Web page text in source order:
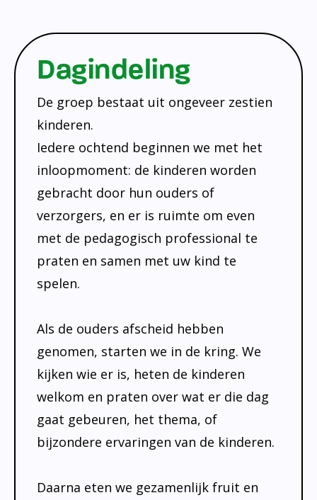
Dagindeling
De groep bestaat uit ongeveer zestien
kinderen.
Iedere ochtend beginnen we met het
inloopmoment: de kinderen worden
gebracht door hun ouders of
verzorgers, en er is ruimte om even
met de pedagogisch professional te
praten en samen met uw kind te
spelen.
Als de ouders afscheid hebben
genomen, starten we in de kring. We
kijken wie er is, heten de kinderen
welkom en praten over wat er die dag
gaat gebeuren, het thema, of
bijzondere ervaringen van de kinderen.
Daarna eten we gezamenlijk fruit en